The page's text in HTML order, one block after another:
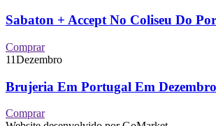
Sabaton + Accept No Coliseu Do
Comprar
11Dezembro
Brujeria Em Portugal Em Dezembro
Comprar